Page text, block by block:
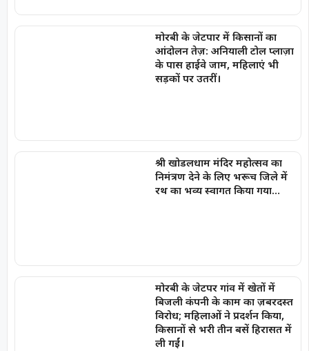
मोरबी के जेटपार में किसानों का
आंदोलन तेज़: अनियाली टोल प्लाज़ा
के पास हाईवे जाम, महिलाएं भी
सड़कों पर उतरीं।
श्री खोडलधाम मंदिर महोत्सव का
निमंत्रण देने के लिए भरूच जिले में
रथ का भव्य स्वागत किया गया…
मोरबी के जेटपर गांव में खेतों में
बिजली कंपनी के काम का ज़बरदस्त
विरोध; महिलाओं ने प्रदर्शन किया,
किसानों से भरी तीन बसें हिरासत में
ली गईं।